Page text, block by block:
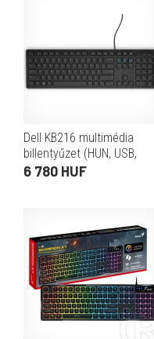
Dell KB216 multimédia
billentyűzet (HUN, USB,
fekete)
6 780 HUF